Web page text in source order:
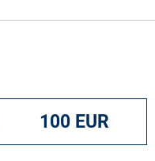
100 EUR